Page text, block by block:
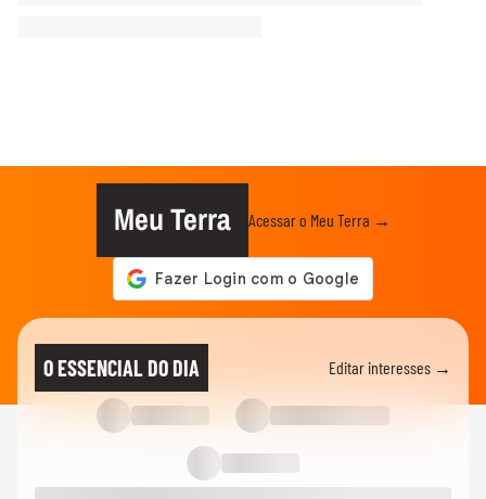
Meu Terra Acessar o Meu Terra →
O ESSENCIAL DO DIA Editar interesses →